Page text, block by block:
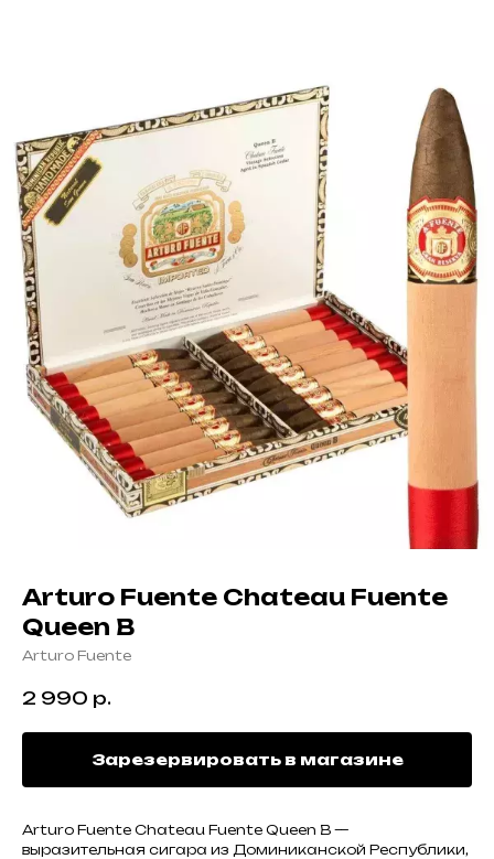
Arturo Fuente Chateau Fuente
Queen B
Arturo Fuente
2 990 р.
Зарезервировать в магазине
Arturo Fuente Chateau Fuente Queen B —
выразительная сигара из Доминиканской Республики,